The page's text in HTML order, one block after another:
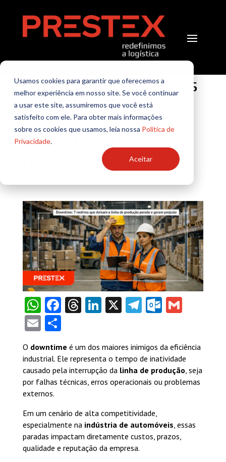
Usamos cookies para garantir que oferecemos a
melhor experiência em nosso site. Se você continuar
a usar este site, assumiremos que você está
satisfeito com ele. Para obter mais informações
sobre os cookies que usamos, leia nossa Política de
Privacidade.
Aceitar
Downtime: 7 motivos
que travam a
indústria e como
evitar paradas na
WhatsApp
Facebook
Threads
LinkedIn
X TelegramGmail
EmailShare
O downtime é um dos maiores inimigos da eficiência
industrial. Ele representa o tempo de inatividade
causado pela interrupção da linha de produção, seja
por falhas técnicas, erros operacionais ou problemas
externos.
Em um cenário de alta competitividade,
especialmente na indústria de automóveis, essas
paradas impactam diretamente custos, prazos,
qualidade e reputação da empresa.